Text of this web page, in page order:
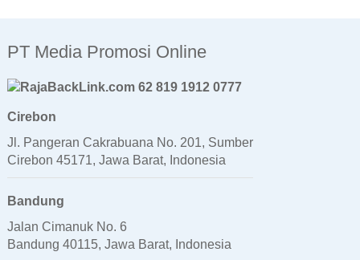
PT Media Promosi Online
62 819 1912 0777
Cirebon
Jl. Pangeran Cakrabuana No. 201, Sumber
Cirebon 45171, Jawa Barat, Indonesia
Bandung
Jalan Cimanuk No. 6
Bandung 40115, Jawa Barat, Indonesia